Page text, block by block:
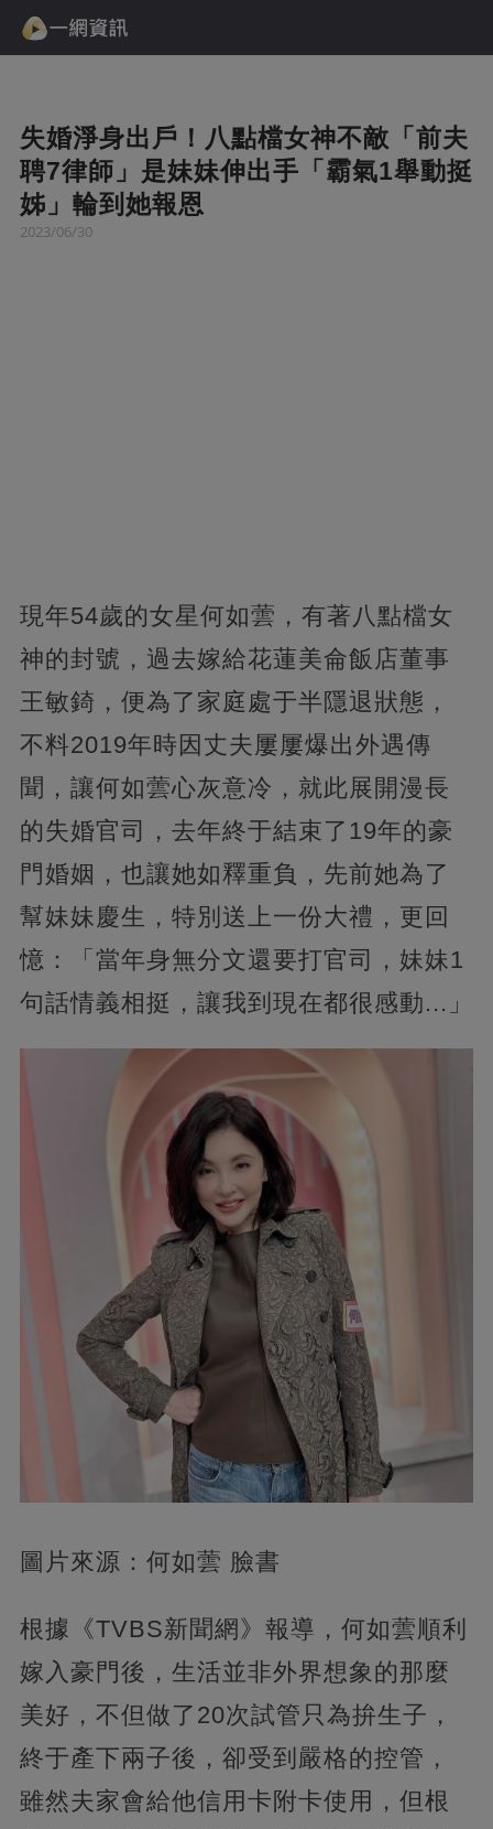
失婚淨身出戶！八點檔女神不敵「前夫
聘7律師」是妹妹伸出手「霸氣1舉動挺
姊」輪到她報恩
2023/06/30
現年54歲的女星何如蕓，有著八點檔女
神的封號，過去嫁給花蓮美侖飯店董事
王敏錡，便為了家庭處于半隱退狀態，
不料2019年時因丈夫屢屢爆出外遇傳
聞，讓何如蕓心灰意冷，就此展開漫長
的失婚官司，去年終于結束了19年的豪
門婚姻，也讓她如釋重負，先前她為了
幫妹妹慶生，特別送上一份大禮，更回
憶：「當年身無分文還要打官司，妹妹1
句話情義相挺，讓我到現在都很感動...」
圖片來源：何如蕓 臉書
根據《TVBS新聞網》報導，何如蕓順利
嫁入豪門後，生活並非外界想象的那麼
美好，不但做了20次試管只為拚生子，
終于產下兩子後，卻受到嚴格的控管，
雖然夫家會給他信用卡附卡使用，但根